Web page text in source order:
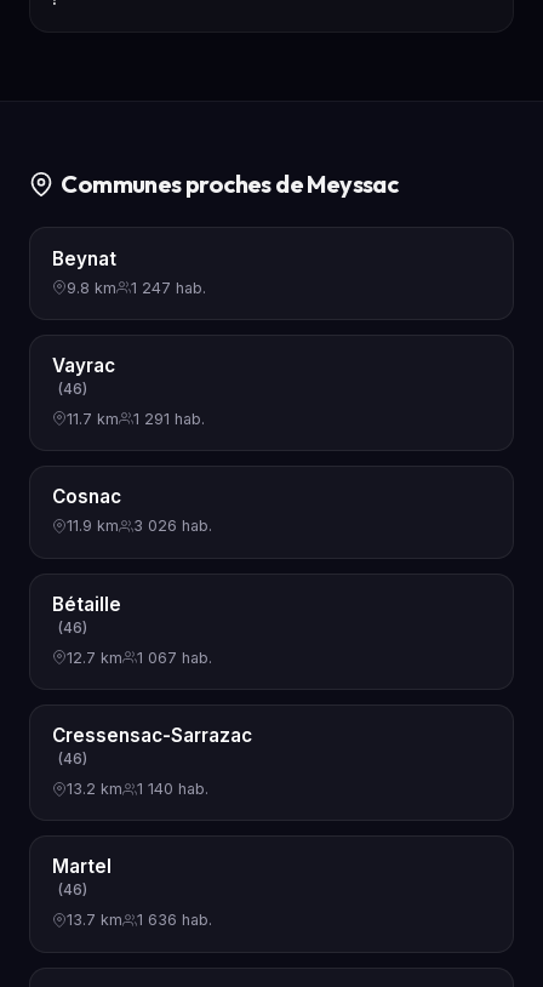
Communes proches de Meyssac
Beynat
9.8 km 1 247 hab.
Vayrac
(46)
11.7 km
1 291 hab.
Cosnac
11.9 km 3 026 hab.
Bétaille
(46)
12.7 km
1 067 hab.
Cressensac-Sarrazac
(46)
13.2 km
1 140 hab.
Martel
(46)
13.7 km
1 636 hab.